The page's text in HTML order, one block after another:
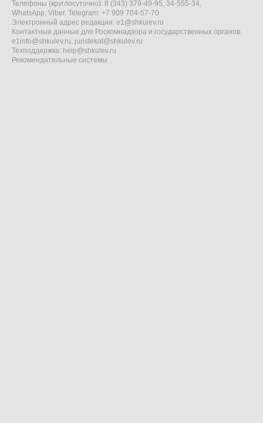
Телефоны (круглосуточно): 8 (343) 379-49-95, 34-555-34,
WhatsApp, Viber, Telegram: +7 909 704-57-70
Электронный адрес редакции: e1@shkulev.ru
Контактные данные для Роскомнадзора и государственных органов:
e1info@shkulev.ru, juristekat@shkulev.ru
Техподдержка: help@shkulev.ru
Рекомендательные системы